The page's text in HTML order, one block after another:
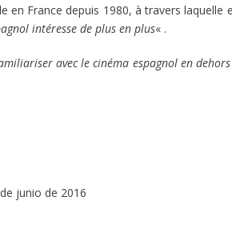
en France depuis 1980, à travers laquelle
intéresse de plus en plus« .
avec le cinéma espagnol en dehors
junio de 2016